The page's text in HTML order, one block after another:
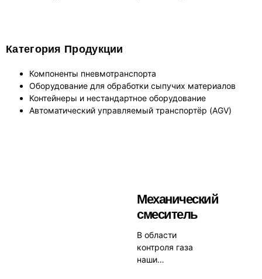
Категория Продукции
Компоненты пневмотранспорта
Оборудование для обработки сыпучих материалов
Контейнеры и нестандартное оборудование
Автоматический управляемый транспортёр (AGV)
Механический
смеситель
В области
контроля газа
наши